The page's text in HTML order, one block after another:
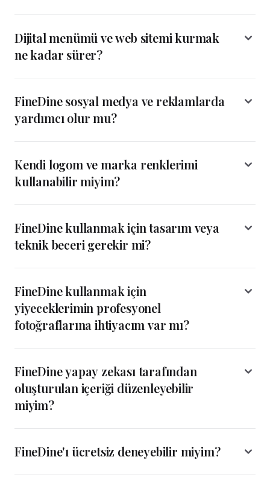
Dijital menümü ve web sitemi kurmak
ne kadar sürer?
FineDine sosyal medya ve reklamlarda
yardımcı olur mu?
Kendi logom ve marka renklerimi
kullanabilir miyim?
FineDine kullanmak için tasarım veya
teknik beceri gerekir mi?
FineDine kullanmak için
yiyeceklerimin profesyonel
fotoğraflarına ihtiyacım var mı?
FineDine yapay zekası tarafından
oluşturulan içeriği düzenleyebilir
miyim?
FineDine'ı ücretsiz deneyebilir miyim?